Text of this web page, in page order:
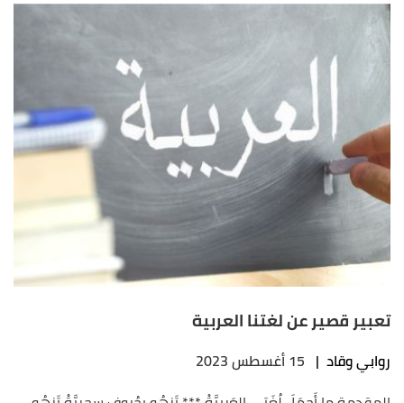
تعبير قصير عن لغتنا العربية
روابي وقاد | 15 أغسطس 2023